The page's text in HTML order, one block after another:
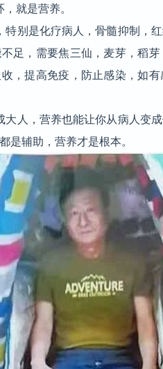
就是营养。
别是化疗病人，骨髓抑制，
足，需要焦三仙，麦芽，稻
，提高免疫，防止感染，如
人，营养也能让你从病人变
是辅助，营养才是根本。